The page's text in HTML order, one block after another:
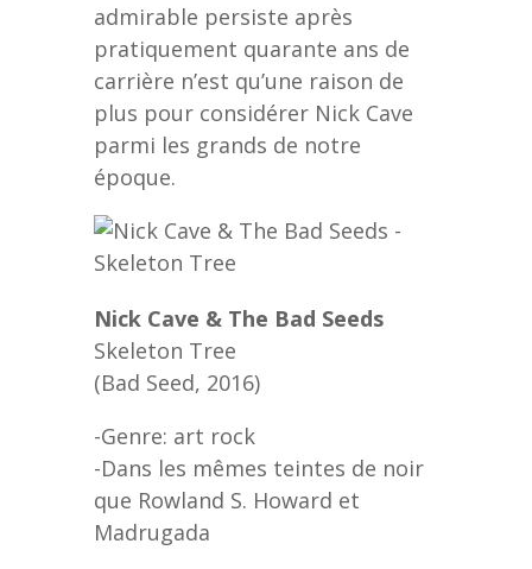
admirable persiste après
pratiquement quarante ans de
carrière n’est qu’une raison de
plus pour considérer Nick Cave
parmi les grands de notre
époque.
Nick Cave & The Bad Seeds
Skeleton Tree
(Bad Seed, 2016)
-Genre: art rock
-Dans les mêmes teintes de noir
que Rowland S. Howard et
Madrugada